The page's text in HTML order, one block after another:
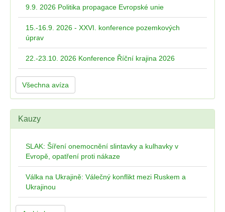
9.9. 2026 Politika propagace Evropské unie
15.-16.9. 2026 - XXVI. konference pozemkových
úprav
22.-23.10. 2026 Konference Říční krajina 2026
Všechna avíza
Kauzy
SLAK: Šíření onemocnění slintavky a kulhavky v
Evropě, opatření proti nákaze
Válka na Ukrajině: Válečný konflikt mezi Ruskem a
Ukrajinou